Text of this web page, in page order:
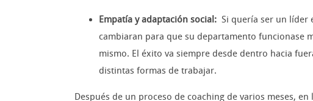
Empatía y adaptación social: Si quería ser un líder
cambiaran para que su departamento funcionase
mismo. El éxito va siempre desde dentro hacia
distintas formas de trabajar.
Después de un proceso de coaching de varios meses,